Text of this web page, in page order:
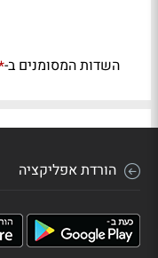
השדות המסומנים ב-
הורדת אפליקציה